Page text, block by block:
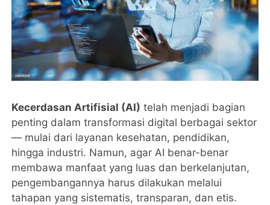
Kecerdasan Artifisial (AI) telah menjadi bagian
penting dalam transformasi digital berbagai sektor
— mulai dari layanan kesehatan, pendidikan,
hingga industri. Namun, agar AI benar-benar
membawa manfaat yang luas dan berkelanjutan,
pengembangannya harus dilakukan melalui
tahapan yang sistematis, transparan, dan etis.